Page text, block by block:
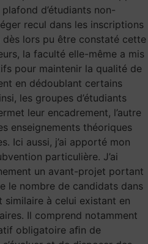
d’étudiants non-
recul dans les inscriptions
dès lors pu être constaté cette
la faculté elle-même a mis
pour maintenir la qualité de
en dédoublant certains
les groupes d’étudiants
leur encadrement, l’autre
enseignements théoriques
Ici aussi, j’ai apporté mon
particulière. J’ai
un avant-projet portant
le nombre de candidats dans
à celui existant en
Il comprend notamment
obligatoire aﬁn de